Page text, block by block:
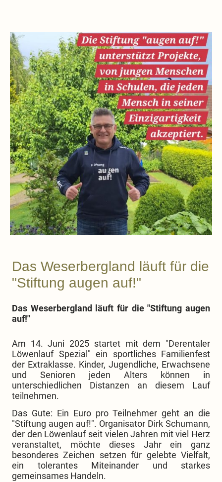
Das Weserbergland läuft für die
"Stiftung augen auf!"
Das Weserbergland läuft für die "Stiftung augen
auf!"
Am 14. Juni 2025 startet mit dem "Derentaler
Löwenlauf Spezial" ein sportliches Familienfest
der Extraklasse. Kinder, Jugendliche, Erwachsene
und Senioren jeden Alters können in
unterschiedlichen Distanzen an diesem Lauf
teilnehmen.
Das Gute: Ein Euro pro Teilnehmer geht an die
"Stiftung augen auf!". Organisator Dirk Schumann,
der den Löwenlauf seit vielen Jahren mit viel Herz
veranstaltet, möchte dieses Jahr ein ganz
besonderes Zeichen setzen für gelebte Vielfalt,
ein tolerantes Miteinander und starkes
gemeinsames Handeln.